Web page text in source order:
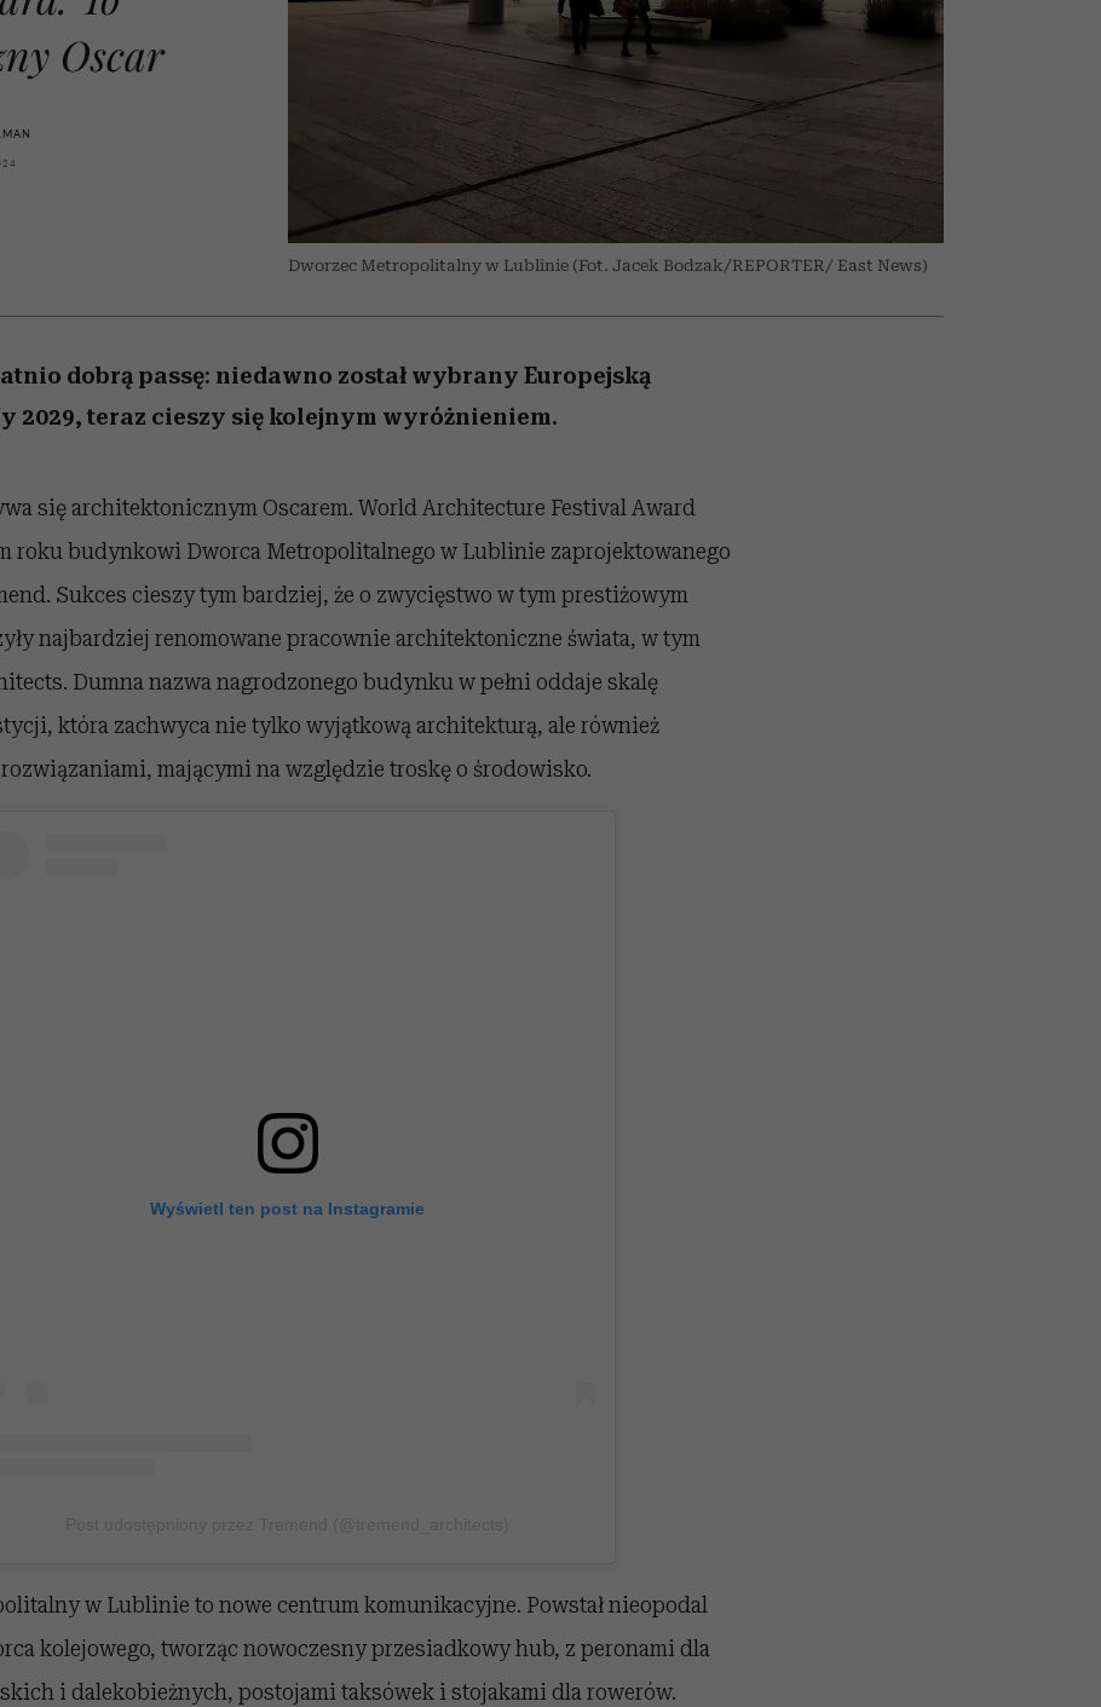
partnerki
najbardziej pożądane
ubrania i marki sezonu
Oscar
Dworzec Metropolitalny w Lublinie (Fot. Jacek Bodzak/REPORTER/ East News)
dobrą passę: niedawno został wybrany Europejską
2029, teraz cieszy się kolejnym wyróżnieniem.
się architektonicznym Oscarem. World Architecture Festival Award
roku budynkowi Dworca Metropolitalnego w Lublinie zaprojektowanego
Sukces cieszy tym bardziej, że o zwycięstwo w tym prestiżowym
najbardziej renomowane pracownie architektoniczne świata, w tym
Dumna nazwa nagrodzonego budynku w pełni oddaje skalę
która zachwyca nie tylko wyjątkową architekturą, ale również
mającymi na względzie troskę o środowisko.
Wyświetl ten post na Instagramie
w Lublinie to nowe centrum komunikacyjne. Powstał nieopodal
kolejowego, tworząc nowoczesny przesiadkowy hub, z peronami dla
i dalekobieżnych, postojami taksówek i stojakami dla rowerów.